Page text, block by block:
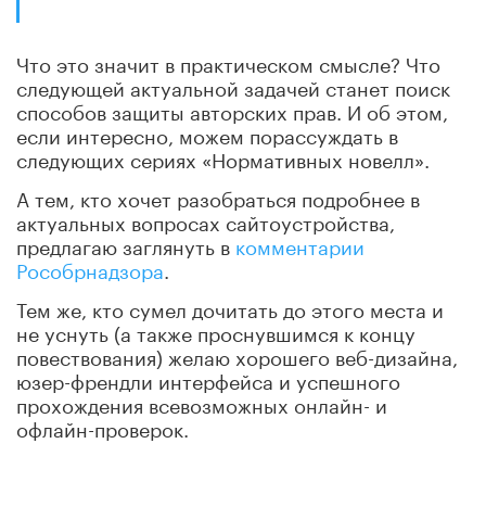
Что это значит в практическом смысле? Что
следующей актуальной задачей станет поиск
способов защиты авторских прав. И об этом,
если интересно, можем порассуждать в
следующих сериях «Нормативных новелл».
А тем, кто хочет разобраться подробнее в
актуальных вопросах сайтоустройства,
предлагаю заглянуть в комментарии
Рособрнадзора
Тем же, кто сумел дочитать до этого места и
не уснуть (а также проснувшимся к концу
повествования) желаю хорошего веб-дизайна,
юзер-френдли интерфейса и успешного
прохождения всевозможных онлайн- и
офлайн-проверок.